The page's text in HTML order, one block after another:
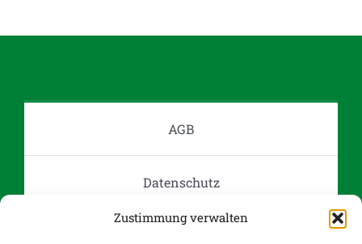
Zustimmung verwalten
AGB
Datenschutz